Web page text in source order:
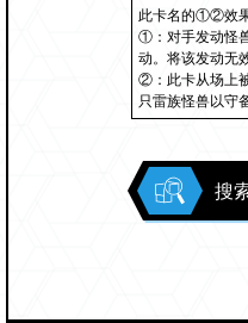
此卡名的①②效果
①：对手发动怪
动。将该发动无
②：此卡从场上
只雷族怪兽以守
搜